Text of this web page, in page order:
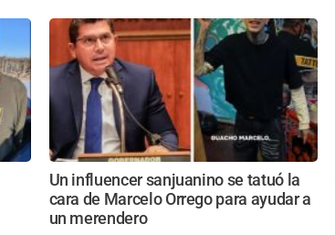
Un influencer sanjuanino se tatuó la
cara de Marcelo Orrego para ayudar a
un merendero